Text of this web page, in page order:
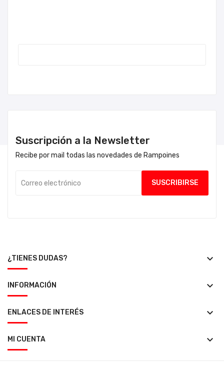
Suscripción a la Newsletter
Recibe por mail todas las novedades de Rampoines
¿TIENES DUDAS? keyboard_arrow_down
INFORMACIÓN keyboard_arrow_down
ENLACES DE INTERÉS keyboard_arrow_down
MI CUENTA keyboard_arrow_down